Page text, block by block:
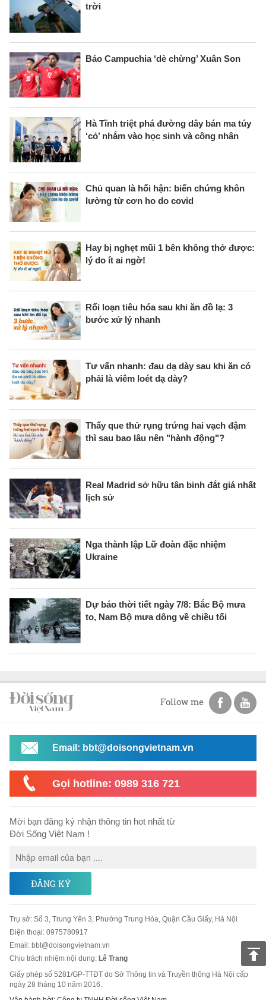
trời
Báo Campuchia ‘dè chừng’ Xuân Son
Hà Tĩnh triệt phá đường dây bán ma túy
‘cỏ’ nhắm vào học sinh và công nhân
Chủ quan là hối hận: biến chứng khôn
lường từ cơn ho do covid
Hay bị nghẹt mũi 1 bên không thở được:
lý do ít ai ngờ!
Rối loạn tiêu hóa sau khi ăn đồ lạ: 3
bước xử lý nhanh
Tư vấn nhanh: đau dạ dày sau khi ăn có
phải là viêm loét dạ dày?
Thấy que thử rụng trứng hai vạch đậm
thì sau bao lâu nên "hành động"?
Real Madrid sở hữu tân binh đắt giá nhất
lịch sử
Nga thành lập Lữ đoàn đặc nhiệm
Ukraine
Dự báo thời tiết ngày 7/8: Bắc Bộ mưa
to, Nam Bộ mưa dông về chiều tối
Follow me
Email: bbt@doisongvietnam.vn
Gọi hotline: 0989 316 721
Mời bạn đăng ký nhận thông tin hot nhất từ
Đời Sống Việt Nam !
ĐĂNG KÝ
Trụ sở: Số 3, Trung Yên 3, Phường Trung Hòa, Quận Cầu Giấy, Hà Nội
Điện thoại: 0975780917
Email : bbt@doisongvietnam.vn
Chịu trách nhiệm nội dung: Lê Trang
Giấy phép số 5281/GP-TTĐT do Sở Thông tin và Truyền thông Hà Nội cấp
ngày 28 tháng 10 năm 2016.